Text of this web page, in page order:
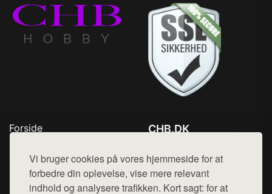
Vi bruger cookies på vores hjemmeside for at
forbedre din oplevelse, vise mere relevant
indhold og analysere trafikken. Kort sagt: for at
Forside
Top Rabatter
Kontakt
CHB.DK
Mail: hej@want.dk